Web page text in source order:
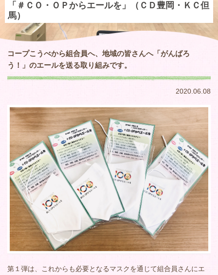
「＃ＣＯ・ＯＰからエールを」（ＣＤ豊岡・ＫＣ但
馬）
コープこうべから組合員へ、地域の皆さんへ「がんばろ
う！」のエールを送る取り組みです。
2020.06.08
第１弾は、これからも必要となるマスクを通じて組合員さんにエ